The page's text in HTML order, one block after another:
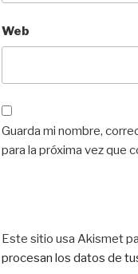
Web
Guarda mi nombre,
para la próxima vez que
Este sitio usa Akismet
procesan los datos de